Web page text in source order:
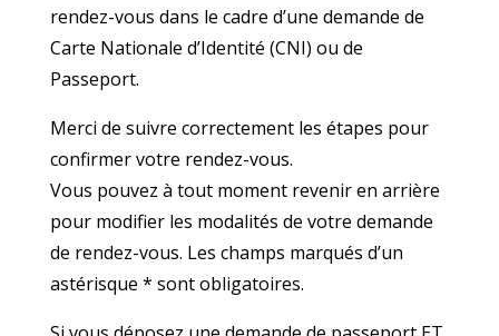
rendez-vous dans le cadre d’une demande de
Carte Nationale d’Identité (CNI) ou de
Passeport.
Merci de suivre correctement les étapes pour
confirmer votre rendez-vous.
Vous pouvez à tout moment revenir en arrière
pour modifier les modalités de votre demande
de rendez-vous. Les champs marqués d’un
astérisque * sont obligatoires.